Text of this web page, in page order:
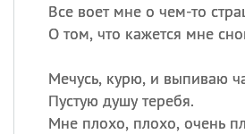
Все воет мне о чем-то
О том, что кажется мне
Мечусь, курю, и выпиваю
Пустую душу теребя.
Мне плохо, плохо, очень